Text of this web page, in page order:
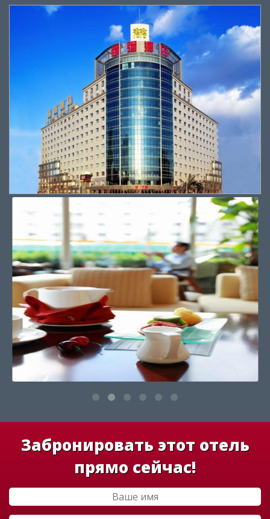
Забронировать этот отель
прямо сейчас!